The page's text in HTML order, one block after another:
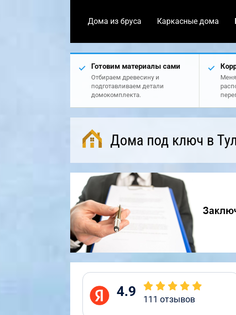
Дома из бруса Каркасные дома
Готовим материалы сами
Отбираем древесину и
подготавливаем детали
домокомплекта.
Дома под ключ в
4.9 111 отзывов